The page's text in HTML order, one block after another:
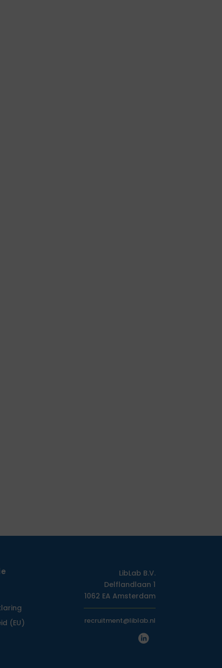
(EU)
LibLab B.V.
Delflandlaan 1
1062 EA Amsterdam
recruitment@liblab.nl